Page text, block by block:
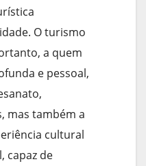
O turismo
a quem
e pessoal,
mas também a
cultural
capaz de